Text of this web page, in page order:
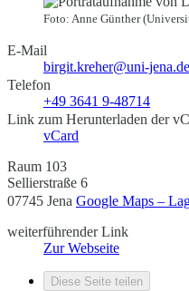
Foto: Anne Günther
E-Mail
birgit.kreher@uni-jena.de
Telefon
+49 3641 9-48714
Link zum Herunterladen der
vCard
Raum 103
Sellierstraße 6
07745 Jena Google Maps –
weiterführender Link
Zur Webseite
Diese Seite teilen